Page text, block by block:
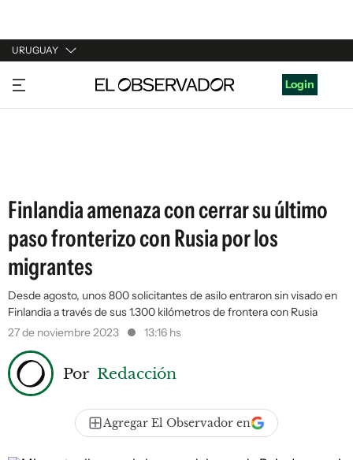
URUGUAY
URUGUAY
ARGENTINA
Login
Finlandia amenaza con cerrar su último
paso fronterizo con Rusia por los
migrantes
Desde agosto, unos 800 solicitantes de asilo entraron sin visado en
Finlandia a través de sus 1.300 kilómetros de frontera con Rusia
27 de noviembre 2023
13:16 hs
Por Redacción
Agregar El Observador en